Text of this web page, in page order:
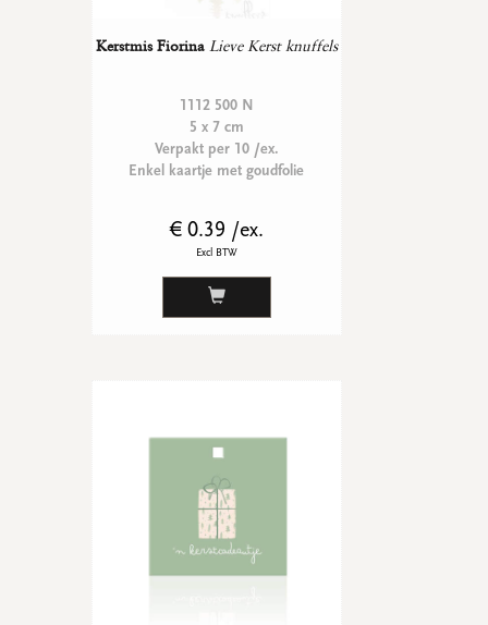
Kerstmis Fiorina Lieve Kerst knuffels
1112 500 N
5 x 7 cm
Verpakt per 10 /ex.
Enkel kaartje met goudfolie
€ 0.39 /ex.
Excl BTW